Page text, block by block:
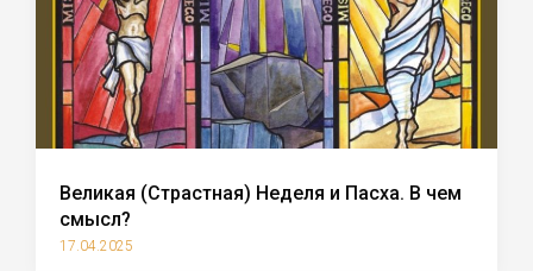
Великая (Страстная) Неделя и Пасха. В чем
смысл?
17.04.2025